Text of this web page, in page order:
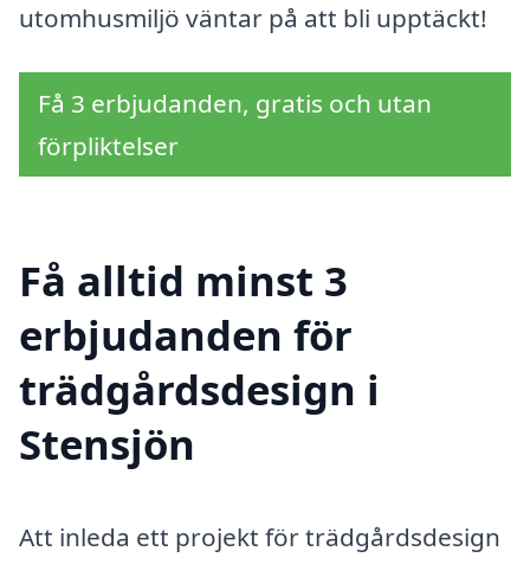
utomhusmiljö väntar på att bli upptäckt!
Få 3 erbjudanden, gratis och utan
förpliktelser
Få alltid minst 3
erbjudanden för
trädgårdsdesign i
Stensjön
Att inleda ett projekt för trädgårdsdesign